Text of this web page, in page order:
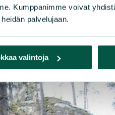
Kumppanimme voivat
palvelujaan.
valintoja